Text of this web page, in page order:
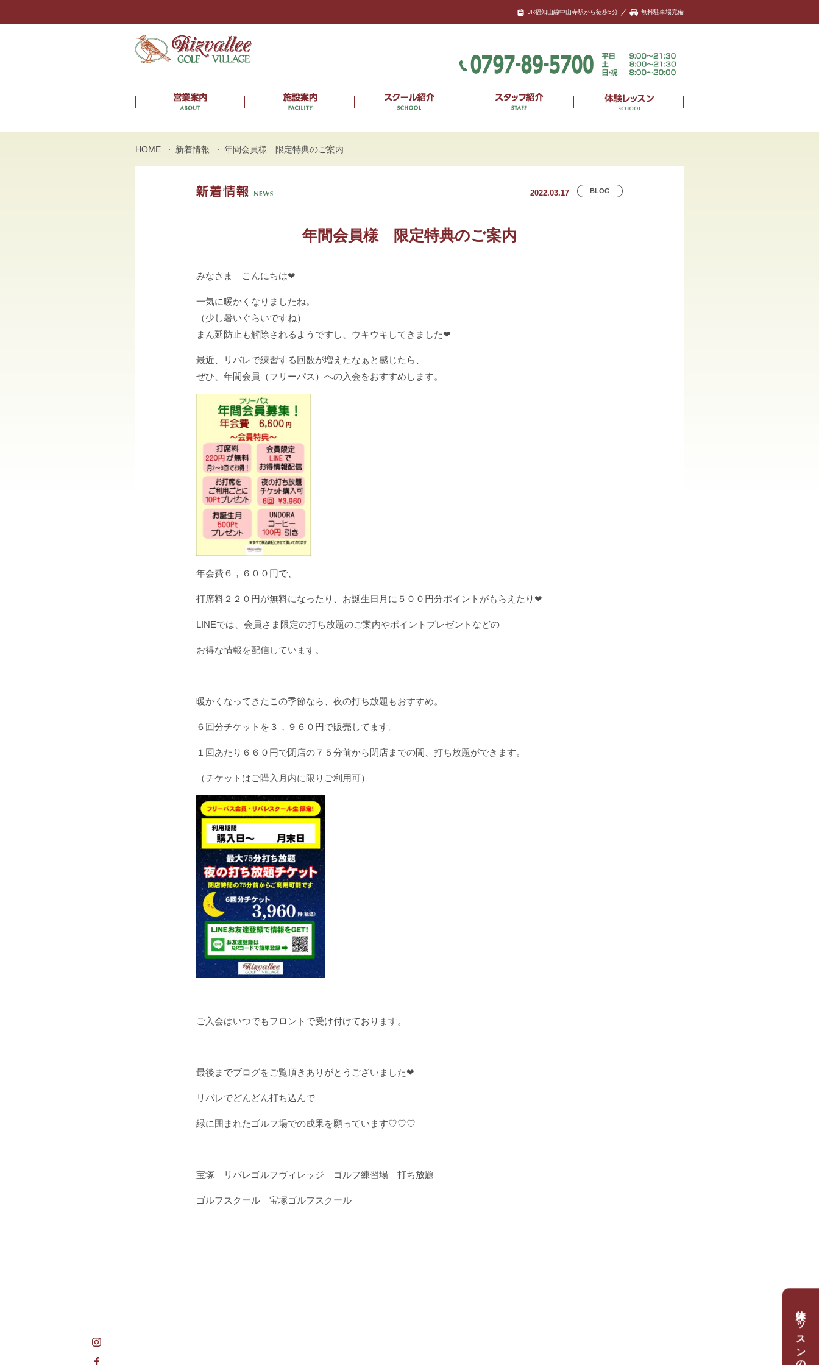
JR福知山線中山寺駅から徒歩5分 無料駐車場完備
HOME 新着情報 年間会員様 限定特典のご案内
2022.03.17 BLOG
年間会員様 限定特典のご案内
みなさま こんにちは❤
一気に暖かくなりましたね。
（少し暑いぐらいですね）
まん延防止も解除されるようですし、ウキウキしてきました❤
最近、リバレで練習する回数が増えたなぁと感じたら、
ぜひ、年間会員（フリーパス）への入会をおすすめします。
年会費６，６００円で、
打席料２２０円が無料になったり、お誕生日月に５００円分ポイントがもらえたり❤
LINEでは、会員さま限定の打ち放題のご案内やポイントプレゼントなどの
お得な情報を配信しています。
暖かくなってきたこの季節なら、夜の打ち放題もおすすめ。
６回分チケットを３，９６０円で販売してます。
１回あたり６６０円で閉店の７５分前から閉店までの間、打ち放題ができます。
（チケットはご購入月内に限りご利用可）
ご入会はいつでもフロントで受け付けております。
最後までブログをご覧頂きありがとうございました❤
リバレでどんどん打ち込んで
緑に囲まれたゴルフ場での成果を願っています♡♡♡
宝塚 リバレゴルフヴィレッジ ゴルフ練習場 打ち放題
ゴルフスクール 宝塚ゴルフスクール